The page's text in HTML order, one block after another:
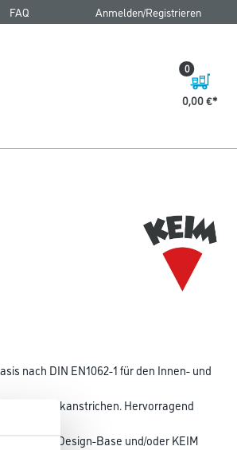
FAQ Anmelden/Registrieren
0,00 €
0
nach DIN EN1062-1 für den Innen- und
Deckanstrichen. Hervorragend
mit KEIM Design-Base und/oder KEIM